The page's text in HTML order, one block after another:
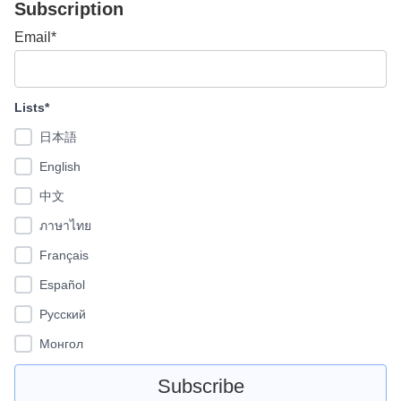
Subscription
Email*
Lists*
日本語
English
中文
ภาษาไทย
Français
Español
Pусский
Монгол